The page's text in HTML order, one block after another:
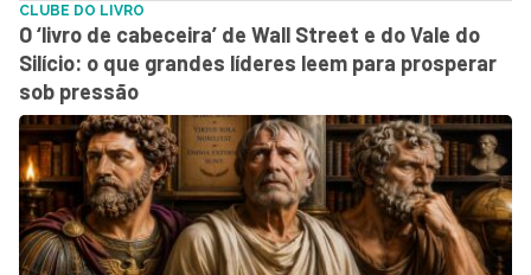
CLUBE DO LIVRO
O ‘livro de cabeceira’ de Wall Street e do Vale do
Silício: o que grandes líderes leem para prosperar
sob pressão